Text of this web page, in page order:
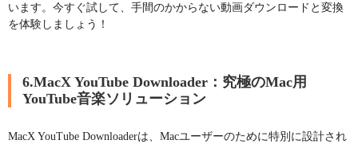
います。今すぐ試して、手間のかからない動画ダウンロードと変換
を体験しましょう！
6.MacX YouTube Downloader：究極のMac用
YouTube音楽ソリューション
MacX YouTube Downloaderは、Macユーザーのために特別に設計され